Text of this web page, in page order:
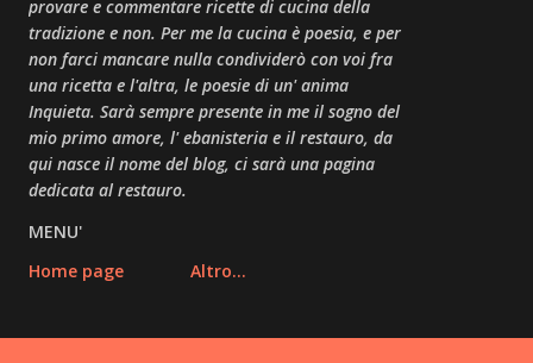
provare e commentare ricette di cucina della
tradizione e non. Per me la cucina è poesia, e per
non farci mancare nulla condividerò con voi fra
una ricetta e l'altra, le poesie di un' anima
Inquieta. Sarà sempre presente in me il sogno del
mio primo amore, l' ebanisteria e il restauro, da
qui nasce il nome del blog, ci sarà una pagina
dedicata al restauro.
MENU'
Home page
Altro…